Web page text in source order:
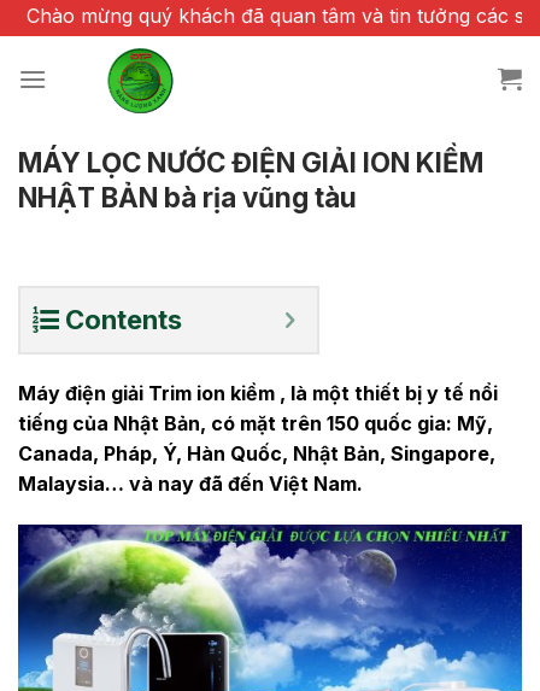
Chuyển
đến
nội
mừng quý khách đã quan tâm và tin tưởng các sản
MÁY LỌC NƯỚC ĐIỆN GIẢI ION KIỀM
NHẬT BẢN bà rịa vũng tàu
Contents
Máy điện giải Trim ion kiềm , là một thiết bị y tế nổi
tiếng của Nhật Bản, có mặt trên 150 quốc gia: Mỹ,
Canada, Pháp, Ý, Hàn Quốc, Nhật Bản, Singapore,
Malaysia… và nay đã đến Việt Nam.